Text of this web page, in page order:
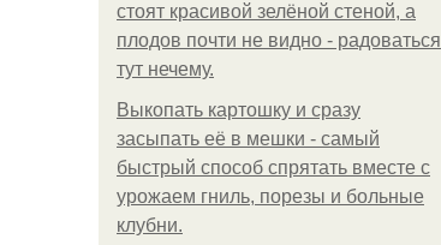
стоят красивой зелёной стеной, а
плодов почти не видно - радоваться
тут нечему.
Выкопать картошку и сразу
засыпать её в мешки - самый
быстрый способ спрятать вместе с
урожаем гниль, порезы и больные
клубни.